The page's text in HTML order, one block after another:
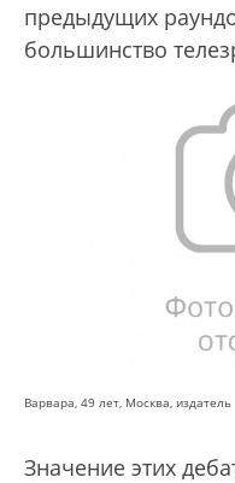
предыдущих
большинство
Варвара, 49 лет, Москва, издатель
Значение этих